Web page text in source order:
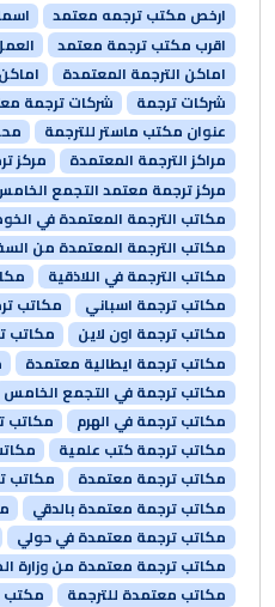
ارخص مكتب ترجمه معتمد
اقرب مكتب ترجمة معتمد
اماكن الترجمة المعتمدة
شركات ترجمة
شركات ترجمة
عنوان مكتب ماستر للترجمة
مراكز الترجمة المعتمدة
مركز
مركز ترجمة معتمد التجمع
مكاتب الترجمة المعتمدة في
مكاتب الترجمة المعتمدة من
مكاتب الترجمة في اللاذقية
مكاتب ترجمة اسباني
مكاتب
مكاتب ترجمة اون لاين
مكاتب
مكاتب ترجمة ايطالية معتمدة
مكاتب ترجمة في التجمع الخامس
مكاتب ترجمة في الهرم
مكاتب
مكاتب ترجمة كتب علمية
مكاتب ترجمة معتمدة
مكاتب
مكاتب ترجمة معتمدة بالدقي
مكاتب ترجمة معتمدة في حولي
مكاتب ترجمة معتمدة من وزارة
مكاتب معتمدة للترجمة
مكتب